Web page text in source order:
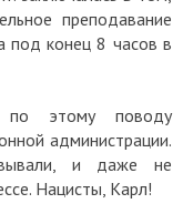
преподавание
под конец 8 часов в
по этому поводу
администрации.
и даже не
Нацисты, Карл!